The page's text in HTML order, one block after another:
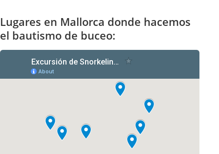
Lugares en Mallorca donde hacemos
el bautismo de buceo: